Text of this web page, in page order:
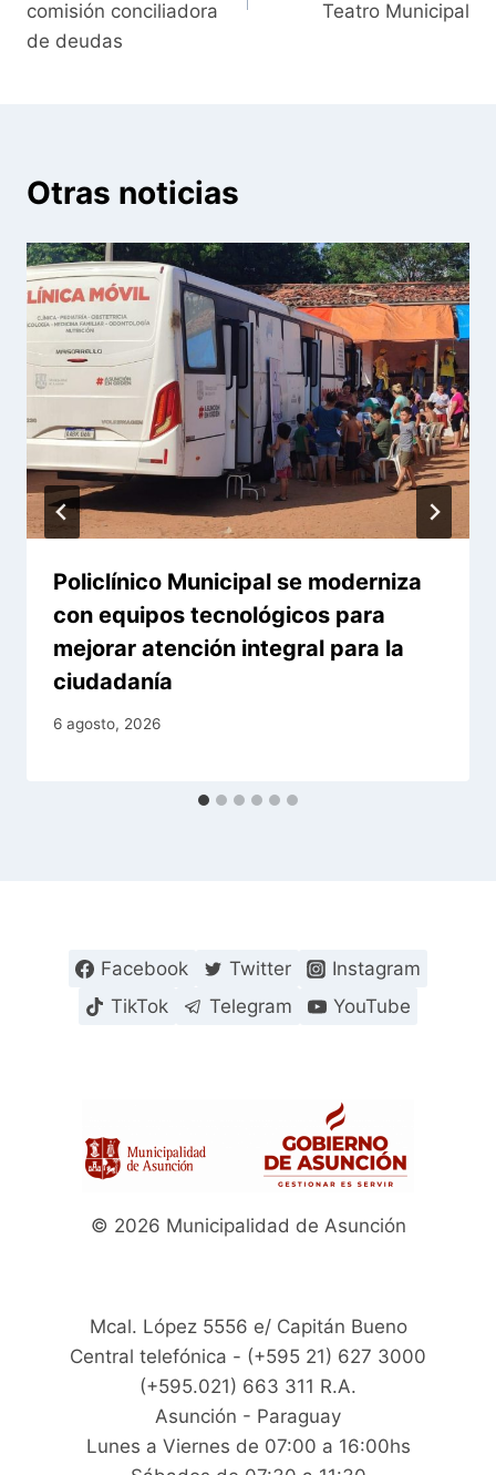
comisión conciliadora
de deudas
Teatro Municipal
Otras noticias
Policlínico Municipal se moderniza
con equipos tecnológicos para
mejorar atención integral para la
ciudadanía
6 agosto, 2026
Facebook Twitter
Instagram
TikTok
Telegram YouTube
© 2026 Municipalidad de Asunción
Mcal. López 5556 e/ Capitán Bueno
Central telefónica - (+595 21) 627 3000
(+595.021) 663 311 R.A.
Asunción - Paraguay
Lunes a Viernes de 07:00 a 16:00hs